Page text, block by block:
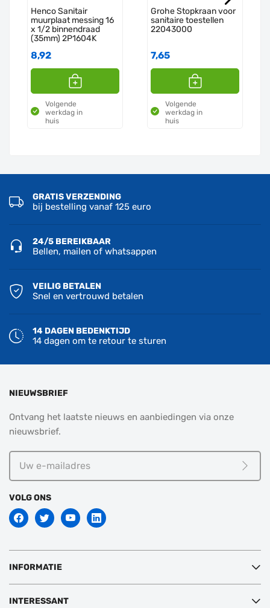
Henco Sanitair
muurplaat messing 16
x 1/2 binnendraad
(35mm) 2P1604K
8,92
Volgende
werkdag in
huis
Grohe Stopkraan voor
sanitaire toestellen
22043000
7,65
Volgende
werkdag in
huis
GRATIS VERZENDING
bij bestelling vanaf 125 euro
24/5 BEREIKBAAR
Bellen, mailen of whatsappen
VEILIG BETALEN
Snel en vertrouwd betalen
14 DAGEN BEDENKTIJD
14 dagen om te retour te sturen
NIEUWSBRIEF
Ontvang het laatste nieuws en aanbiedingen via onze
nieuwsbrief.
Meld
VOLG ONS
INFORMATIE
INTERESSANT